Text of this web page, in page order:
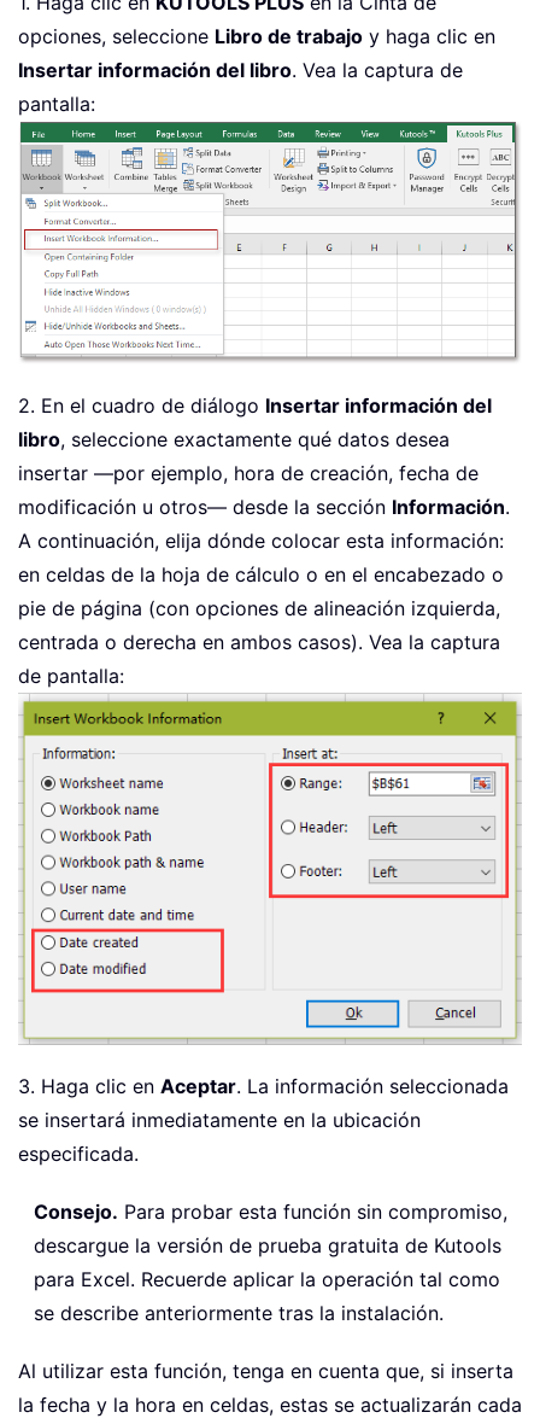
opciones, seleccione Libro de trabajo y haga clic en
Insertar información del libro. Vea la captura de
pantalla:
2. En el cuadro de diálogo Insertar información del
libro, seleccione exactamente qué datos desea
insertar —por ejemplo, hora de creación, fecha de
modificación u otros— desde la sección Información.
A continuación, elija dónde colocar esta información:
en celdas de la hoja de cálculo o en el encabezado o
pie de página (con opciones de alineación izquierda,
centrada o derecha en ambos casos). Vea la captura
de pantalla:
3. Haga clic en Aceptar. La información seleccionada
se insertará inmediatamente en la ubicación
especificada.
Consejo. Para probar esta función sin compromiso,
descargue la versión de prueba gratuita de Kutools
para Excel. Recuerde aplicar la operación tal como
se describe anteriormente tras la instalación.
Al utilizar esta función, tenga en cuenta que, si inserta
la fecha y la hora en celdas, estas se actualizarán cada